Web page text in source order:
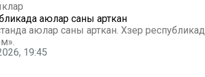
аюлар саны арткан
аюлар саны арткан. Хәзер республикада
19:45